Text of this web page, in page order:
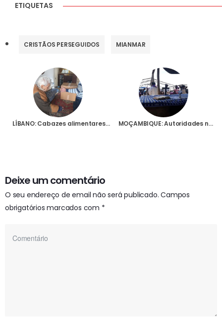
ETIQUETAS
CRISTÃOS PERSEGUIDOS MIANMAR
LÍBANO: Cabazes alimentares para 500 famílias carenciadas na Diocese de Baalbek MOÇAMBIQUE: Autoridades não permitem entrada a meia centena de missionários que iam participar em reunião em Maput
Deixe um comentário
O seu endereço de email não será publicado. Campos
obrigatórios marcados com *